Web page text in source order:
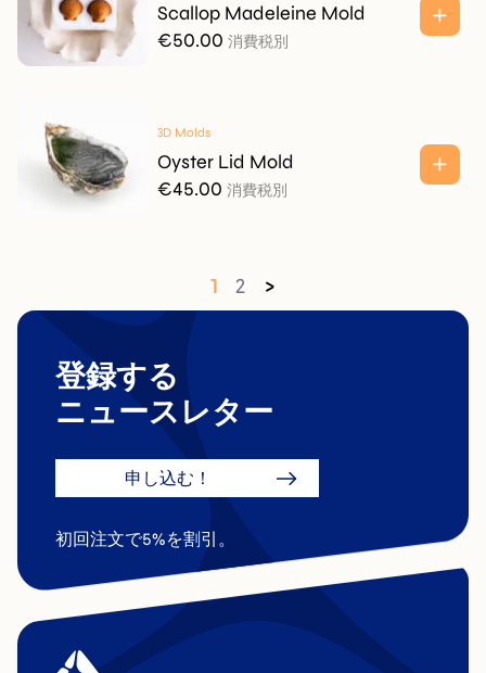
Scallop Madeleine Mold
€50.00 消費税別
3D Molds
Oyster Lid Mold
€45.00 消費税別
1 2 >
登録する
ニュースレター
申し込む！
初回注文で5%を割引。